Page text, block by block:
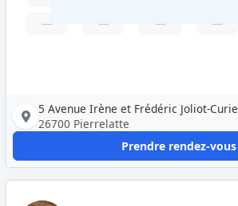
—
—
—
—
5 Avenue Irène et Frédéric Joliot-Curie
26700 Pierrelatte
Prendre rendez-vous